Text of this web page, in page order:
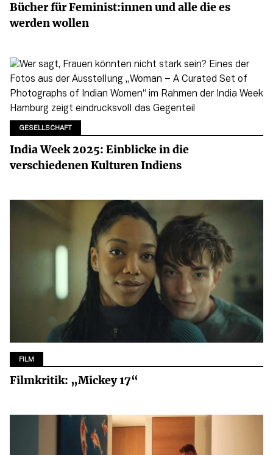
Bücher für Feminist:innen und alle die es
werden wollen
GESELLSCHAFT
India Week 2025: Einblicke in die
verschiedenen Kulturen Indiens
FILM
Filmkritik: „Mickey 17“